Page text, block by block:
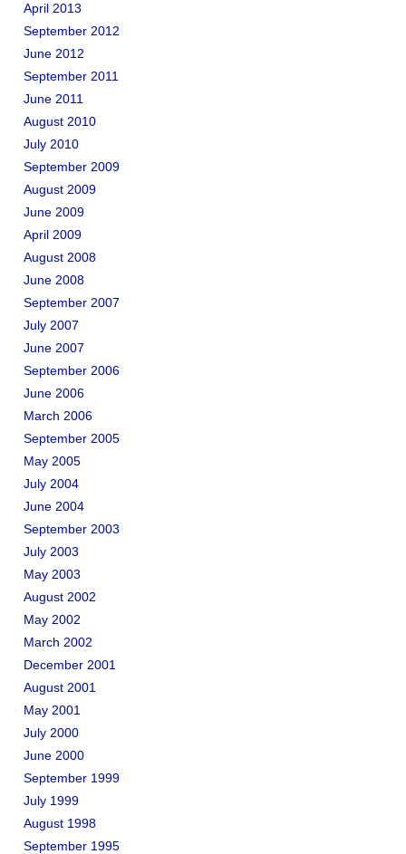
April 2013
September 2012
June 2012
September 2011
June 2011
August 2010
July 2010
September 2009
August 2009
June 2009
April 2009
August 2008
June 2008
September 2007
July 2007
June 2007
September 2006
June 2006
March 2006
September 2005
May 2005
July 2004
June 2004
September 2003
July 2003
May 2003
August 2002
May 2002
March 2002
December 2001
August 2001
May 2001
July 2000
June 2000
September 1999
July 1999
August 1998
September 1995